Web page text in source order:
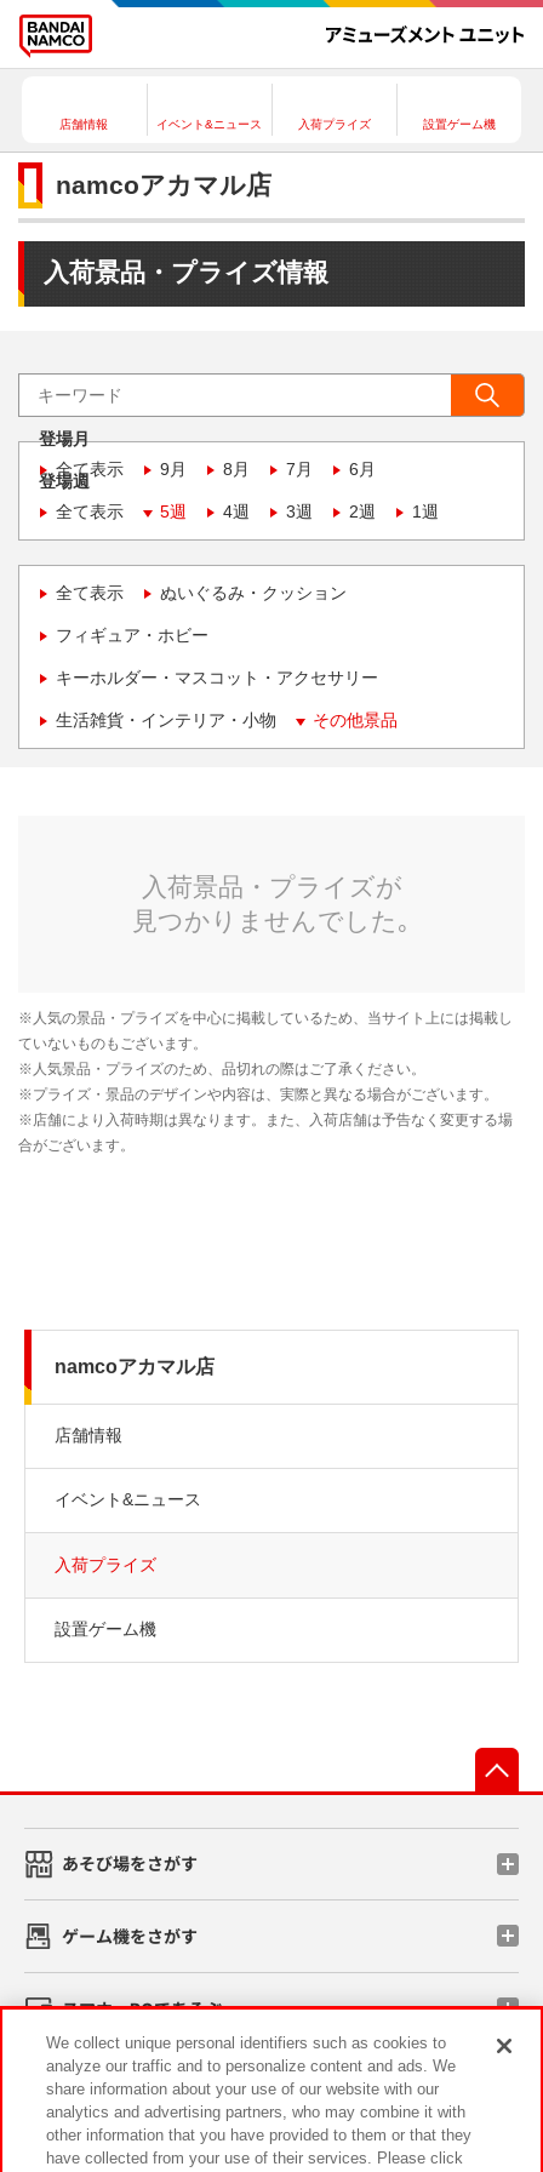
店舗情報 イベント&ニュース 入荷プライズ 設置ゲーム機
namcoアカマル店
入荷景品・プライズ情報
登場月
全て表示
9月 8月 7月 6月
登場週
全て表示
5週 4週 3週 2週 1週
全て表示 ぬいぐるみ・クッション
フィギュア・ホビー
キーホルダー・マスコット・アクセサリー
生活雑貨・インテリア・小物 その他景品
namcoアカマル店
店舗情報
イベント&ニュース
入荷プライズ
設置ゲーム機
あそび場をさがす
ゲーム機をさがす
スマホ・PCであそぶ
イベント・キャンペーン
We collect unique personal identifiers such as cookies to
analyze our traffic and to personalize content and ads. We
share information about your use of our website with our
analytics and advertising partners, who may combine it with
other information that you have provided to them or that they
have collected from your use of their services. Please click